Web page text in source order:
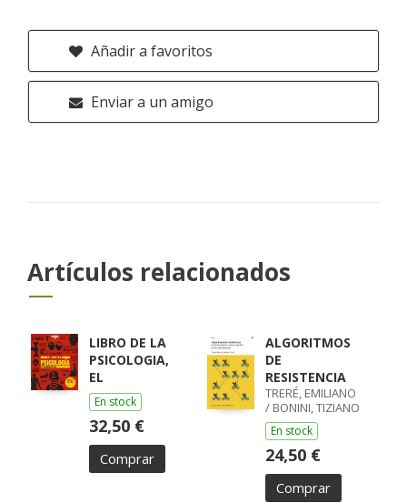
Añadir a favoritos
Enviar a un amigo
Artículos relacionados
LIBRO DE LA
PSICOLOGIA,
EL
En stock
32,50 €
Comprar
ALGORITMOS
DE
RESISTENCIA
TRERÉ, EMILIANO
/ BONINI, TIZIANO
En stock
24,50 €
Comprar